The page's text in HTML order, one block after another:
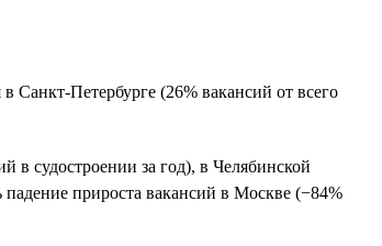
Санкт-Петербурге (26% вакансий от всего
в судостроении за год), в Челябинской
прироста вакансий в Москве (−84%